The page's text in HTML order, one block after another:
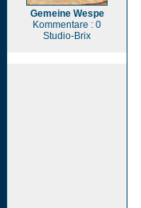
Gemeine Wespe
Kommentare : 0
Studio-Brix